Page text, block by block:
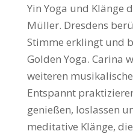
Yin Yoga und Klänge
Müller. Dresdens
Stimme erklingt und
Golden Yoga. Carina
weiteren
Entspannt
genießen, loslassen
meditative Klänge,